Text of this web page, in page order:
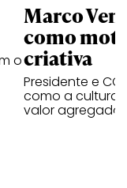
o
Marco
como
criativa
Presidente e
como a cultura
valor agregado